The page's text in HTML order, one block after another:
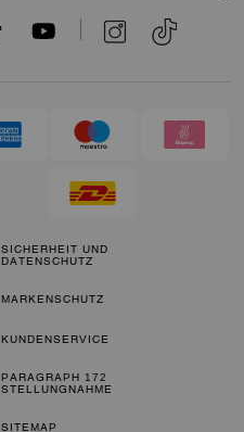
SICHERHEIT UND
DATENSCHUTZ
MARKENSCHUTZ
KUNDENSERVICE
PARAGRAPH 172
STELLUNGNAHME
SITEMAP